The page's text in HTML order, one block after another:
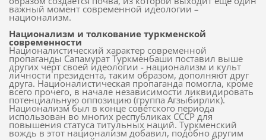
важный момент современной идеологии –
национализм.
Национализм и толкование туркменской
современности
Националистический характер современной
пропаганды Сапамурат Туркменбаши поставил выше
других черт своей идеологии - национализм и культ
личности президента, таким образом, дополняют друг
друга. Националистическая пропаганда помогла, кроме
всего прочего, в начале независимости ликвидировать
потенциальную оппозицию (группа Агзыбирлик).
Национализм был в конце советского периода
использован во многих республиках СССР для
повышения статуса титульных наций. Туркменский
вождь в этот национализм добавил, подобно другим